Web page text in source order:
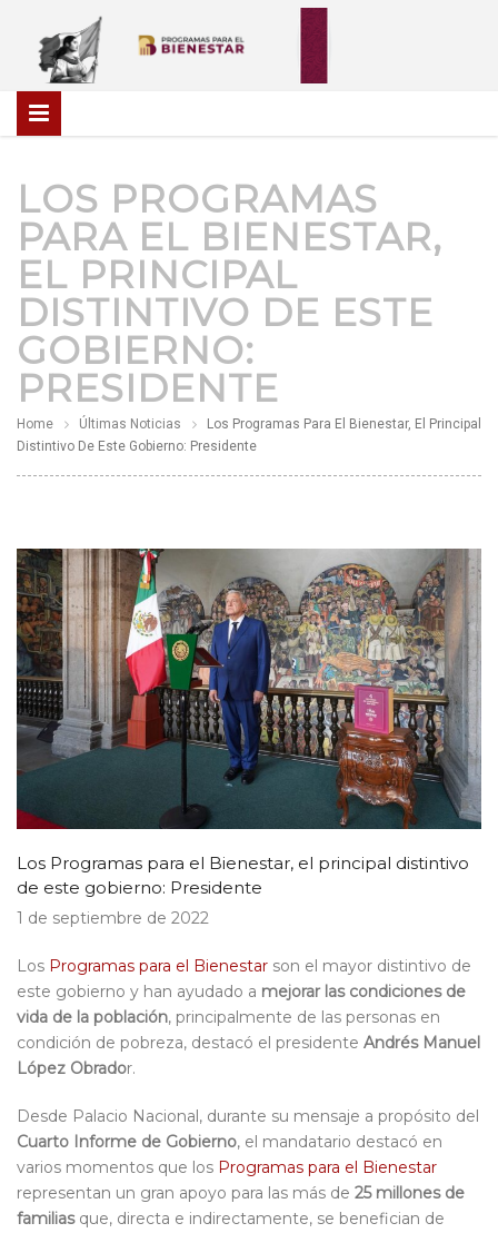
LOS PROGRAMAS
PARA EL BIENESTAR,
EL PRINCIPAL
DISTINTIVO DE ESTE
GOBIERNO:
PRESIDENTE
Home Últimas Noticias
Los Programas Para El Bienestar, El Principal
Distintivo De Este Gobierno: Presidente
Los Programas para el Bienestar, el principal distintivo
de este gobierno: Presidente
1 de septiembre de 2022
Los Programas para el Bienestar son el mayor distintivo de
este gobierno y han ayudado a mejorar las condiciones de
vida de la población, principalmente de las personas en
condición de pobreza, destacó el presidente Andrés Manuel
López Obrador.
Desde Palacio Nacional, durante su mensaje a propósito del
Cuarto Informe de Gobierno, el mandatario destacó en
varios momentos que los Programas para el Bienestar
representan un gran apoyo para las más de 25 millones de
familiasque, directa e indirectamente, se benefician de